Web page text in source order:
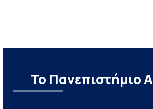
Το Πανεπιστήμιο